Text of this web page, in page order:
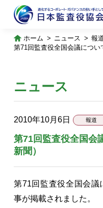
ホーム ニュース
報
第71回監査役全国会議につい
ニュース
2010年10月6日 報道
第71回監査役全国会
新聞）
第71回監査役全国会
事が掲載されました。